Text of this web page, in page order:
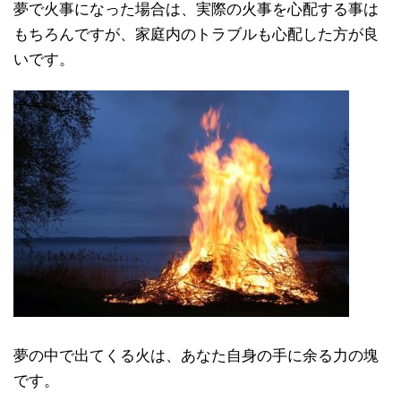
夢で火事になった場合は、実際の火事を心配する事は
もちろんですが、家庭内のトラブルも心配した方が良
いです。
夢の中で出てくる火は、あなた自身の手に余る力の塊
です。